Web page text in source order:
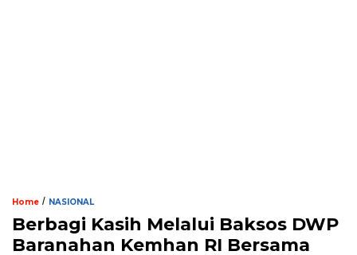
Home / NASIONAL
Berbagi Kasih Melalui Baksos DWP
Baranahan Kemhan RI Bersama